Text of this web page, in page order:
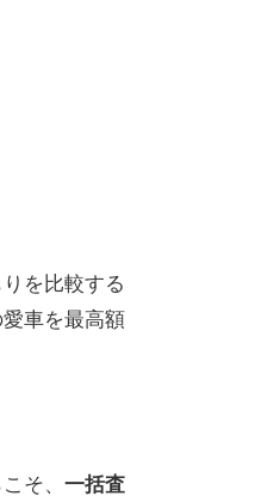
を比較する
車を最高額
そ、 一括査